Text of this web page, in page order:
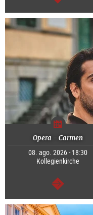
segue
Opera - Carmen
08. ago. 2026 - 18:30
Kollegienkirche
segue